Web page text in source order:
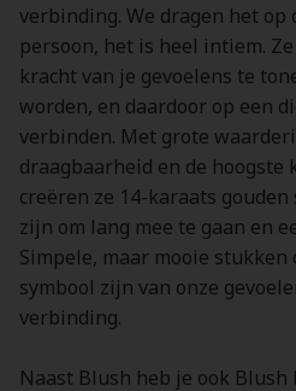
verbinding. We dragen het op
persoon, het is heel intiem.
kracht van je gevoelens te
worden, en daardoor op een
verbinden. Met grote
draagbaarheid en de
creëren ze 14-karaats
zijn om lang mee te gaan en
Simpele, maar mooie
symbool zijn van onze
verbinding.
Naast Blush heb je ook Blush